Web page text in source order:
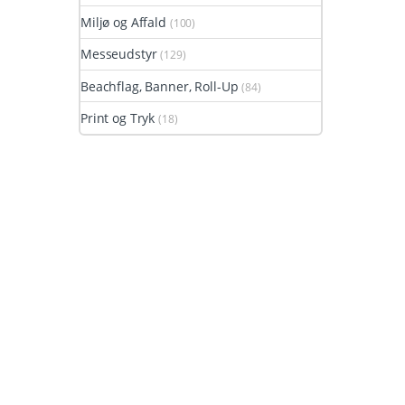
Miljø og Affald (100)
Messeudstyr (129)
Beachflag, Banner, Roll-Up (84)
Print og Tryk (18)